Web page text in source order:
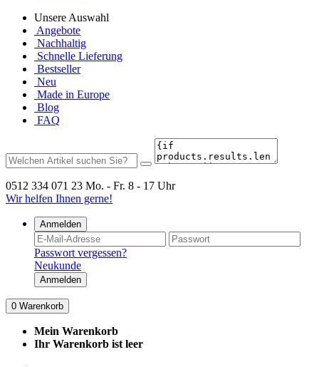
Unsere Auswahl
Angebote
Nachhaltig
Schnelle Lieferung
Bestseller
Neu
Made in Europe
Blog
FAQ
0512 334 071 23 Mo. - Fr. 8 - 17 Uhr
Wir helfen Ihnen gerne!
Anmelden
Passwort vergessen?
Neukunde
Anmelden
0 Warenkorb
Mein Warenkorb
Ihr Warenkorb ist leer